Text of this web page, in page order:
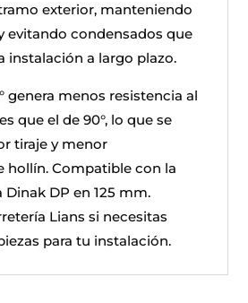
exterior, manteniendo
evitando condensados que
instalación a largo plazo.
genera menos resistencia al
que el de 90°, lo que se
tiraje y menor
hollín. Compatible con la
DP en 125 mm.
Lians si necesitas
para tu instalación.